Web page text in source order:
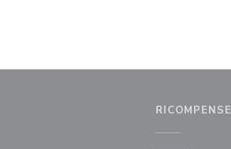
RICOMPENSE